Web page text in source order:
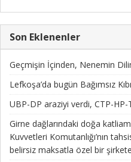
Son Eklenenler
Geçmişin İçinden, Nenemin
Lefkoşa’da bugün Bağımsız
UBP-DP araziyi verdi, CTP-
Girne dağlarındaki doğa
Kuvvetleri Komutanlığı’nın
belirsiz maksatla özel bir